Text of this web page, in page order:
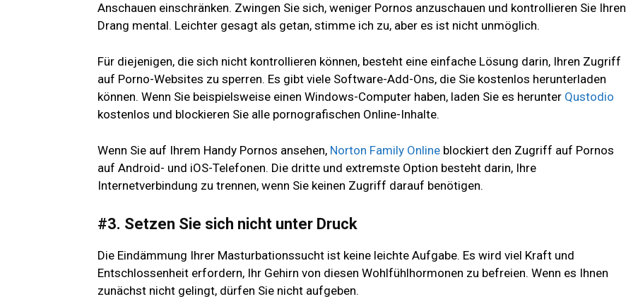
Anschauen einschränken. Zwingen Sie sich, weniger Pornos anzuschauen und kontrollieren Sie Ihren
Drang mental. Leichter gesagt als getan, stimme ich zu, aber es ist nicht unmöglich.
Für diejenigen, die sich nicht kontrollieren können, besteht eine einfache Lösung darin, Ihren Zugriff
auf Porno-Websites zu sperren. Es gibt viele Software-Add-Ons, die Sie kostenlos herunterladen
können. Wenn Sie beispielsweise einen Windows-Computer haben, laden Sie es herunter Qustodio
kostenlos und blockieren Sie alle pornografischen Online-Inhalte.
Wenn Sie auf Ihrem Handy Pornos ansehen, Norton Family Online blockiert den Zugriff auf Pornos
auf Android- und iOS-Telefonen. Die dritte und extremste Option besteht darin, Ihre
Internetverbindung zu trennen, wenn Sie keinen Zugriff darauf benötigen.
#3. Setzen Sie sich nicht unter Druck
Die Eindämmung Ihrer Masturbationssucht ist keine leichte Aufgabe. Es wird viel Kraft und
Entschlossenheit erfordern, Ihr Gehirn von diesen Wohlfühlhormonen zu befreien. Wenn es Ihnen
zunächst nicht gelingt, dürfen Sie nicht aufgeben.